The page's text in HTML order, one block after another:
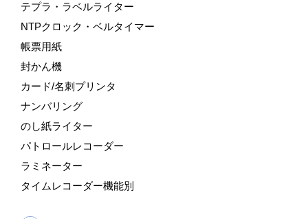
テプラ・ラベルライター
NTPクロック・ベルタイマー
帳票用紙
封かん機
カード/名刺プリンタ
ナンバリング
のし紙ライター
パトロールレコーダー
ラミネーター
タイムレコーダー機能別